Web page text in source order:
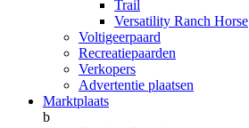
Trail
Versatility Ranch Horse
Voltigeerpaard
Recreatiepaarden
Verkopers
Advertentie plaatsen
Marktplaats
b